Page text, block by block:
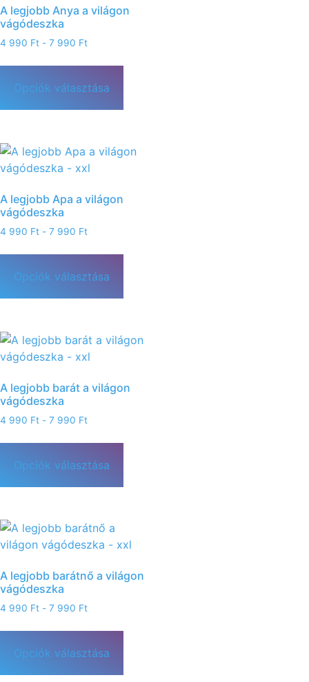
A legjobb Anya a világon
vágódeszka
4 990 Ft - 7 990 Ft
Opciók választása
A legjobb Apa a világon
vágódeszka
4 990 Ft - 7 990 Ft
Opciók választása
A legjobb barát a világon
vágódeszka
4 990 Ft - 7 990 Ft
Opciók választása
A legjobb barátnő a világon
vágódeszka
4 990 Ft - 7 990 Ft
Opciók választása